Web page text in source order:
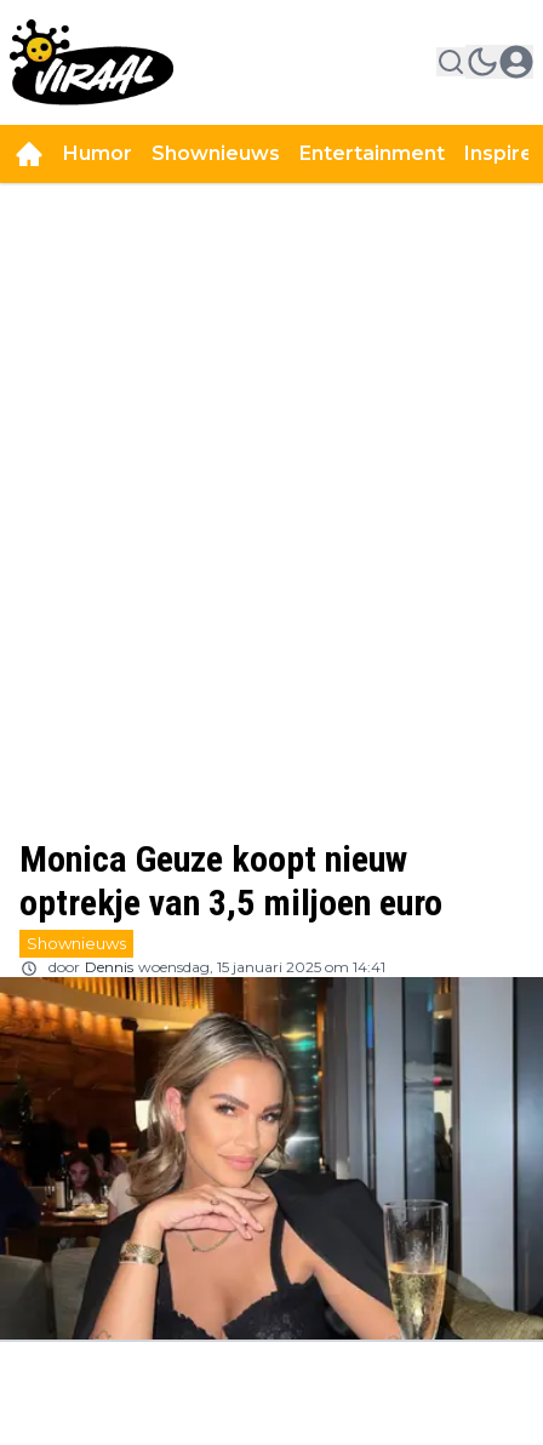
Humor Shownieuws Entertainment
Monica Geuze koopt nieuw
optrekje van 3,5 miljoen euro
Shownieuws
door Dennis woensdag, 15 januari 2025 om 14:41